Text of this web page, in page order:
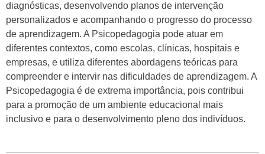
diagnósticas, desenvolvendo planos de intervenção
personalizados e acompanhando o progresso do processo
de aprendizagem. A Psicopedagogia pode atuar em
diferentes contextos, como escolas, clínicas, hospitais e
empresas, e utiliza diferentes abordagens teóricas para
compreender e intervir nas dificuldades de aprendizagem. A
Psicopedagogia é de extrema importância, pois contribui
para a promoção de um ambiente educacional mais
inclusivo e para o desenvolvimento pleno dos indivíduos.